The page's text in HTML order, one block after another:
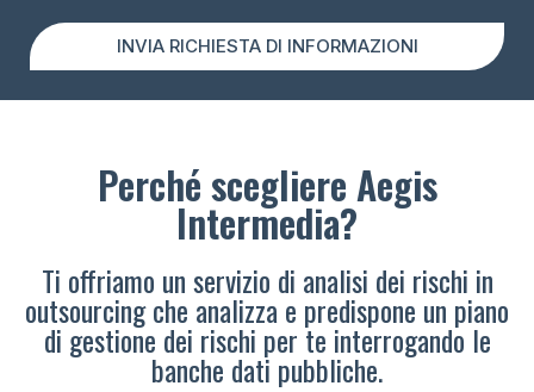
INVIA RICHIESTA DI INFORMAZIONI
Perché scegliere Aegis
Intermedia?
Ti offriamo un servizio di analisi dei rischi in
outsourcing che analizza e predispone un piano
di gestione dei rischi per te interrogando le
banche dati pubbliche.